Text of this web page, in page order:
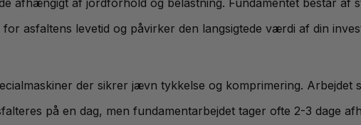
asfaltens levetid og påvirker den langsigtede værdi af din
der sikrer jævn tykkelse og komprimering. Arbejdet
på en dag, men fundamentarbejdet tager ofte 2-3 dage